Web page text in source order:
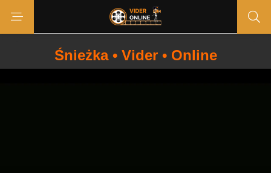
Śnieżka • Vider • Online